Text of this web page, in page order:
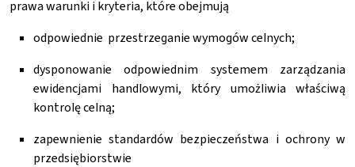
prawa warunki i kryteria, które obejmują
odpowiednie przestrzeganie wymogów celnych;
dysponowanie odpowiednim systemem zarządzania
ewidencjami handlowymi, który umożliwia właściwą
kontrolę celną;
zapewnienie standardów bezpieczeństwa i ochrony w
przedsiębiorstwie